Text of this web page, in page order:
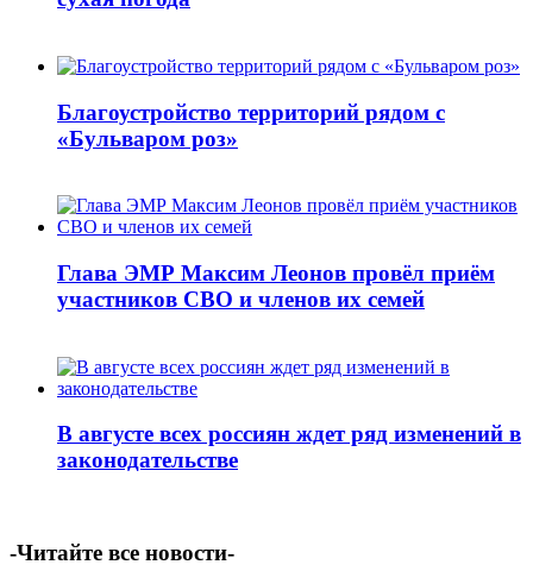
Благоустройство территорий рядом с
«Бульваром роз»
Глава ЭМР Максим Леонов провёл приём
участников СВО и членов их семей
В августе всех россиян ждет ряд изменений в
законодательстве
-Читайте все новости-